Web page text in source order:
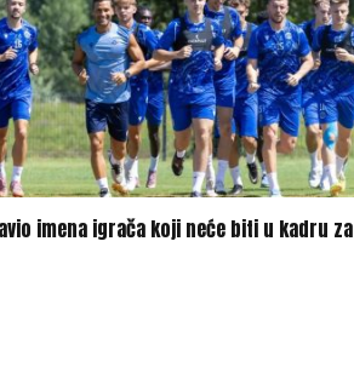
imena igrača koji neće biti u kadru za